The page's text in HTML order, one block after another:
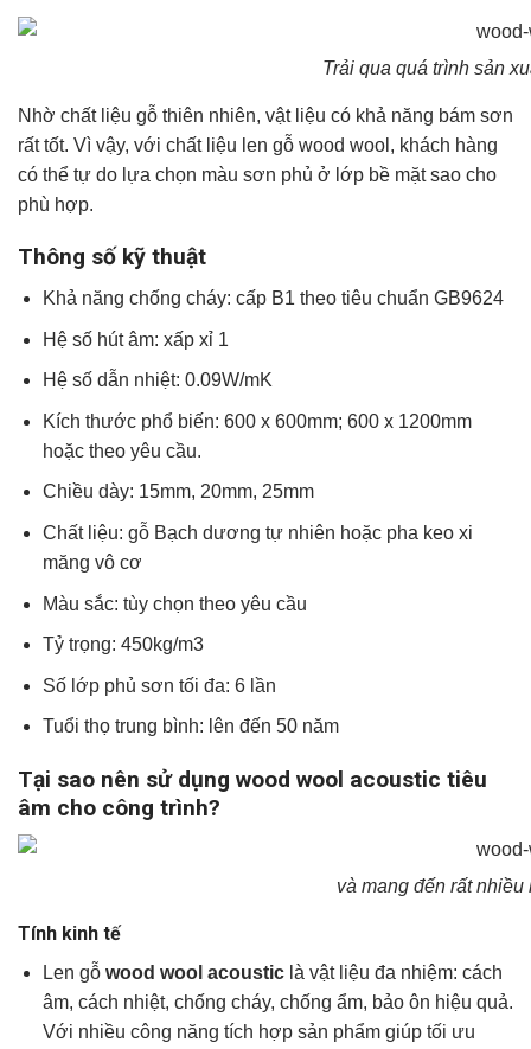
Trải qua quá trình sản
Nhờ chất liệu gỗ thiên nhiên, vật liệu có khả năng bám sơn
rất tốt. Vì vậy, với chất liệu len gỗ wood wool, khách hàng
có thể tự do lựa chọn màu sơn phủ ở lớp bề mặt sao cho
phù hợp.
Thông số kỹ thuật
Khả năng chống cháy: cấp B1 theo tiêu chuẩn GB9624
Hệ số hút âm: xấp xỉ 1
Hệ số dẫn nhiệt: 0.09W/mK
Kích thước phổ biến: 600 x 600mm; 600 x 1200mm
hoặc theo yêu cầu.
Chiều dày: 15mm, 20mm, 25mm
Chất liệu: gỗ Bạch dương tự nhiên hoặc pha keo xi
măng vô cơ
Màu sắc: tùy chọn theo yêu cầu
Tỷ trọng: 450kg/m3
Số lớp phủ sơn tối đa: 6 lần
Tuổi thọ trung bình: lên đến 50 năm
Tại sao nên sử dụng wood wool acoustic tiêu
âm cho công trình?
và mang đến rất
Tính kinh tế
Len gỗwood wool acoustic là vật liệu đa nhiệm: cách
âm, cách nhiệt, chống cháy, chống ẩm, bảo ôn hiệu quả.
Với nhiều công năng tích hợp sản phẩm giúp tối ưu